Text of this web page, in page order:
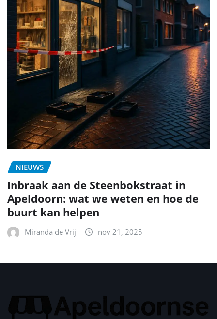
NIEUWS
Inbraak aan de Steenbokstraat in
Apeldoorn: wat we weten en hoe de
buurt kan helpen
Miranda de Vrij nov 21, 2025